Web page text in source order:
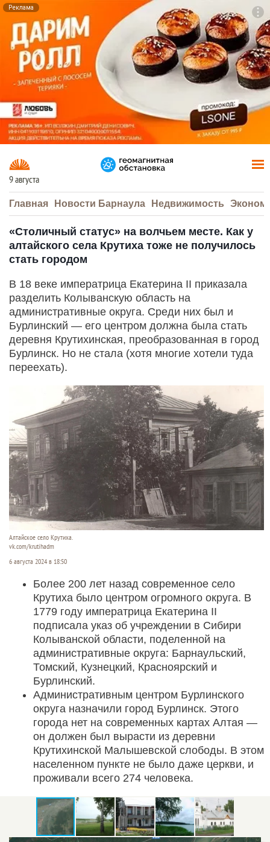
Реклама
9 августа
Главная Новости Барнаула Недвижимость
«Столичный статус» на волчьем месте. Как у
алтайского села Крутиха тоже не получилось
стать городом
В 18 веке императрица Екатерина II приказала
разделить Колыванскую область на
административные округа. Среди них был и
Бурлинский — его центром должна была стать
деревня Крутихинская, преобразованная в город
Бурлинск. Но не стала (хотя многие хотели туда
переехать).
Алтайское село Крутиха.
vk.com/krutihadm
6 августа 2024 в 18:50
Более 200 лет назад современное село
Крутиха было центром огромного округа. В
1779 году императрица Екатерина II
подписала указ об учреждении в Сибири
Колыванской области, поделенной на
административные округа: Барнаульский,
Томский, Кузнецкий, Красноярский и
Бурлинский.
Административным центром Бурлинского
округа назначили город Бурлинск. Этого
города нет на современных картах Алтая —
он должен был вырасти из деревни
Крутихинской Малышевской слободы. В этом
населенном пункте не было даже церкви, и
проживали всего 274 человека.